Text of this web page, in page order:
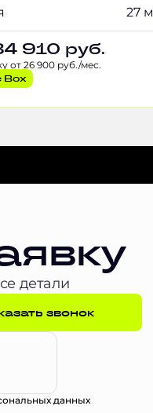
27 м
910 руб.
от 26 900 руб./мес.
Box
детали
звонок
данных